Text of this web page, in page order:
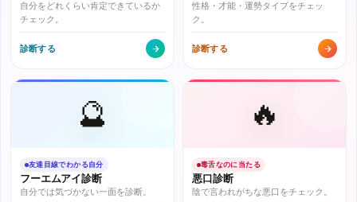
自分をどれくらい肯定できているか
チェック。
診断する
性格・才能・運勢タイプをチェッ
ク。
診断する
🔮
友達目線でわかる自分
フーエムアイ診断
自分では気づかない一面を診断。
🔥
毒舌なのに当たる
悪口診断
陰で言われがちな悪口をチェック。